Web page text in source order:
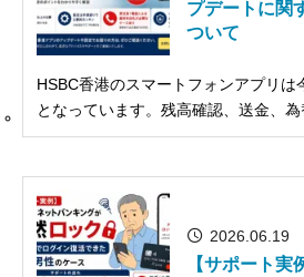
プデートに関
ついて
HSBC香港のスマートフォンアプリは
となっています。残高確認、送金、為
そして各種手続き――すべてがスマホ
が急増しています。そ...
2026.06.19
【サポート実